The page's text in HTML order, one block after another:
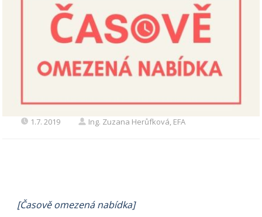
1.7. 2019 Ing. Zuzana Herůfková, EFA
[Časově omezená nabídka]